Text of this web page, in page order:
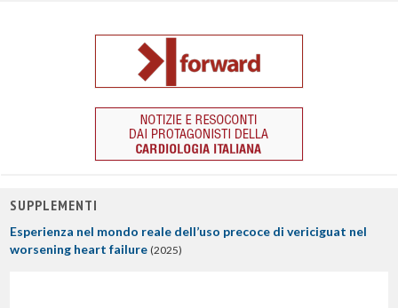
SUPPLEMENTI
Esperienza nel mondo reale dell’uso precoce di vericiguat nel
worsening heart failure (2025)